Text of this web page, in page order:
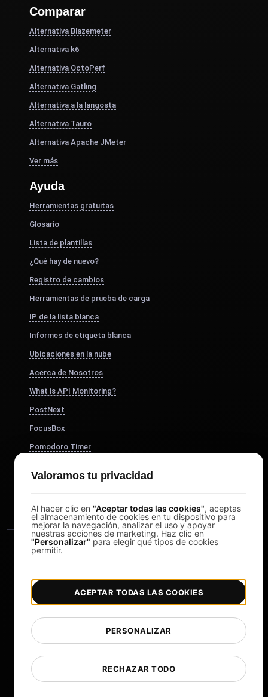
Comparar
Alternativa Blazemeter
Alternativa k6
Alternativa OctoPerf
Alternativa Gatling
Alternativa a la langosta
Alternativa Tauro
Alternativa Apache JMeter
Ver más
Ayuda
Herramientas gratuitas
Glosario
Lista de plantillas
¿Qué hay de nuevo?
Registro de cambios
Herramientas de prueba de carga
IP de la lista blanca
Informes de etiqueta blanca
Ubicaciones en la nube
Acerca de Nosotros
What is API Monitoring?
PostNext
FocusBox
Pomodoro Timer
Copyright © 2026 LoadFocus | Términos y condiciones |
Política de privacidad | Protección de datos |
Preferencias de cookies
Valoramos tu privacidad
Al hacer clic en "Aceptar todas las cookies", aceptas
el almacenamiento de cookies en tu dispositivo para
mejorar la navegación, analizar el uso y apoyar
nuestras acciones de marketing. Haz clic en
"Personalizar" para elegir qué tipos de cookies
permitir.
RECHAZAR TODO
PERSONALIZAR
ACEPTAR TODAS LAS COOKIES